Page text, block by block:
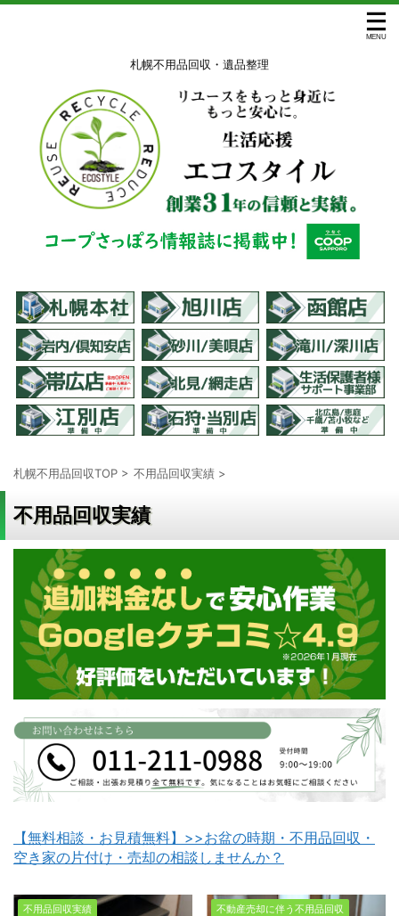
札幌不用品回収・遺品整理
札幌不用品回収TOP > 不用品回収実績 >
不用品回収実績
【無料相談・お見積無料】>>お盆の時期・不用品回収・
空き家の片付け・売却の相談しませんか？
不用品回収実績 不動産売却に伴う不用品回収